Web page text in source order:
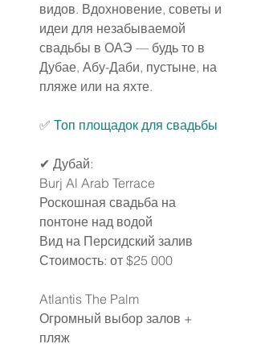
видов. Вдохновение, советы и
идеи для незабываемой
свадьбы в ОАЭ — будь то в
Дубае, Абу-Даби, пустыне, на
пляже или на яхте.
✅️ Топ площадок для свадьбы
✔ Дубай:
Burj Al Arab Terrace
Роскошная свадьба на
понтоне над водой
Вид на Персидский залив
Стоимость: от $25 000
Atlantis The Palm
Огромный выбор залов +
пляж